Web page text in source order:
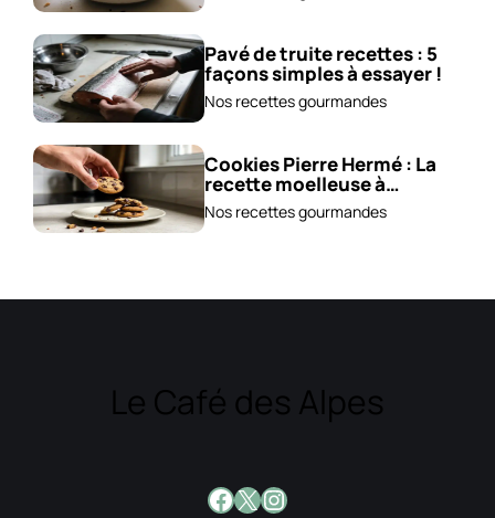
Pavé de truite recettes : 5
façons simples à essayer !
Nos recettes gourmandes
Cookies Pierre Hermé : La
recette moelleuse à
adopter !
Nos recettes gourmandes
Le Café des Alpes
Facebook
X Instagram